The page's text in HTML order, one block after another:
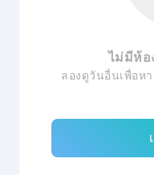
ไม่มีห้อ
ลองดูวันอื่นเพื่อห